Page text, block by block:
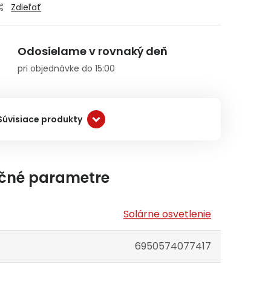
Zdieľať
Odosielame v rovnaký deň
pri objednávke do 15:00
produkty
parametre
Solárne osvetlenie
6950574077417